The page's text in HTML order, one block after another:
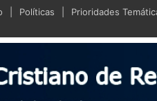
Políticas Prioridades
parte de la solución